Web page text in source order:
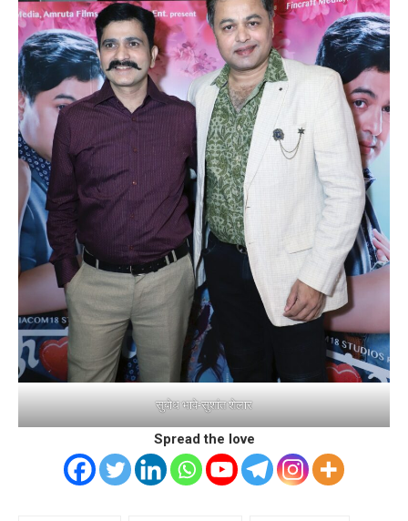
सुबोध भावे-सुशांत शेलार
Spread the love